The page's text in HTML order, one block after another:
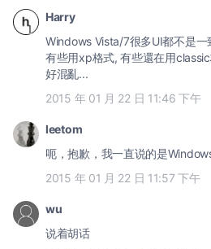
Harry
Windows Vista/7很多UI都不是
有些用xp格式, 有些還在用
好混亂...
2015 年 01 月 22 日 11:46 下午
leetom
呃，抱歉，我一直说的是
2015 年 01 月 22 日 11:57 下午
wu
说着胡话